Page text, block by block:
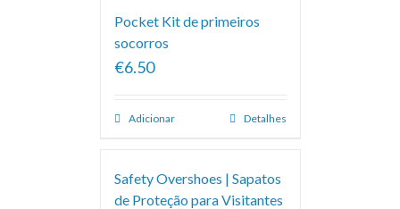
Pocket Kit de primeiros
socorros
€6.50
Adicionar Detalhes
Safety Overshoes | Sapatos
de Proteção para Visitantes